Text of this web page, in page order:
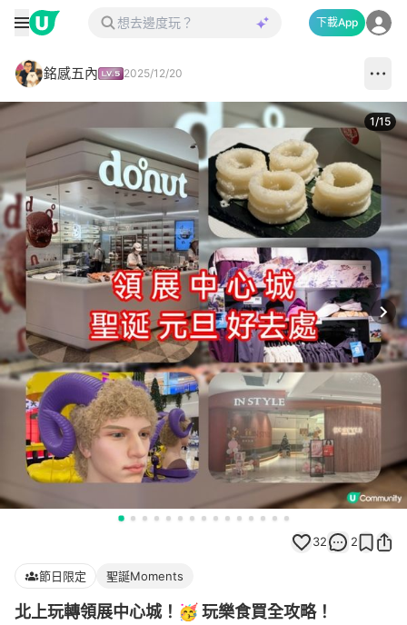
下載App
銘感五內 2025/12/20
1/15
32 2
節日限定 聖誕Moments
北上玩轉領展中心城！🥳 玩樂食買全攻略！